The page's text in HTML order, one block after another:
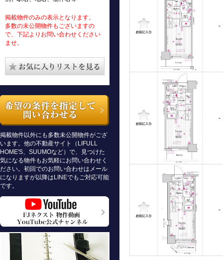
掲載物件のみの表示となります。
多数の未公開物件もございますの
で、下記よりお問い合わせください
ませ。
掲載物件以外にも多数未公開物件がござ
います。他の不動産サイト（LIFULL
HOME'S、SUUMOなど）で、見つけた
気になる物件もお気軽にお問い合わせく
ださい。初回でのお問い合わせはメール
になりますが以降はLINEでもご対応可能
です。
-
-
-